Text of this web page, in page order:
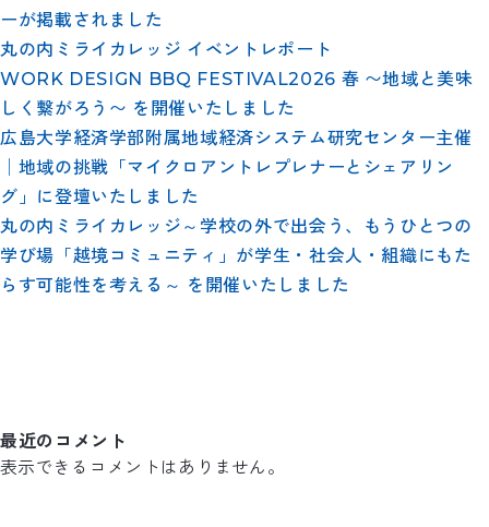
ーが掲載されました
丸の内ミライカレッジ イベントレポート
WORK DESIGN BBQ FESTIVAL2026 春 〜地域と美味
しく繋がろう〜 を開催いたしました
広島大学経済学部附属地域経済システム研究センター主催
│地域の挑戦「マイクロアントレプレナーとシェアリン
グ」に登壇いたしました
丸の内ミライカレッジ～学校の外で出会う、もうひとつの
学び場「越境コミュニティ」が学生・社会人・組織にもた
らす可能性を考える～ を開催いたしました
最近のコメント
表示できるコメントはありません。